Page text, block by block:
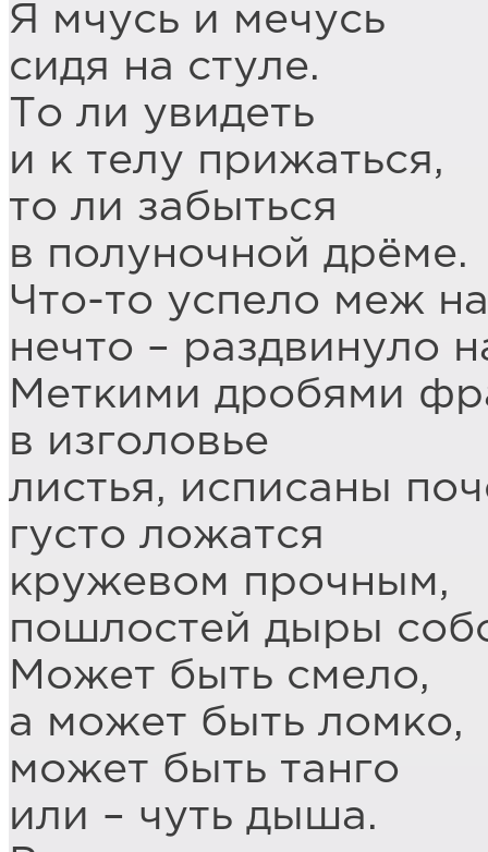
Я мчусь и мечусь
сидя на стуле.
То ли увидеть
и к телу прижаться,
то ли забыться
в полуночной дрёме.
Что-то успело меж
нечто – раздвинуло
Меткими дробями
в изголовье
листья, исписаны
густо ложатся
кружевом прочным,
пошлостей дыры
Может быть смело,
а может быть ломко,
может быть танго
или – чуть дыша.